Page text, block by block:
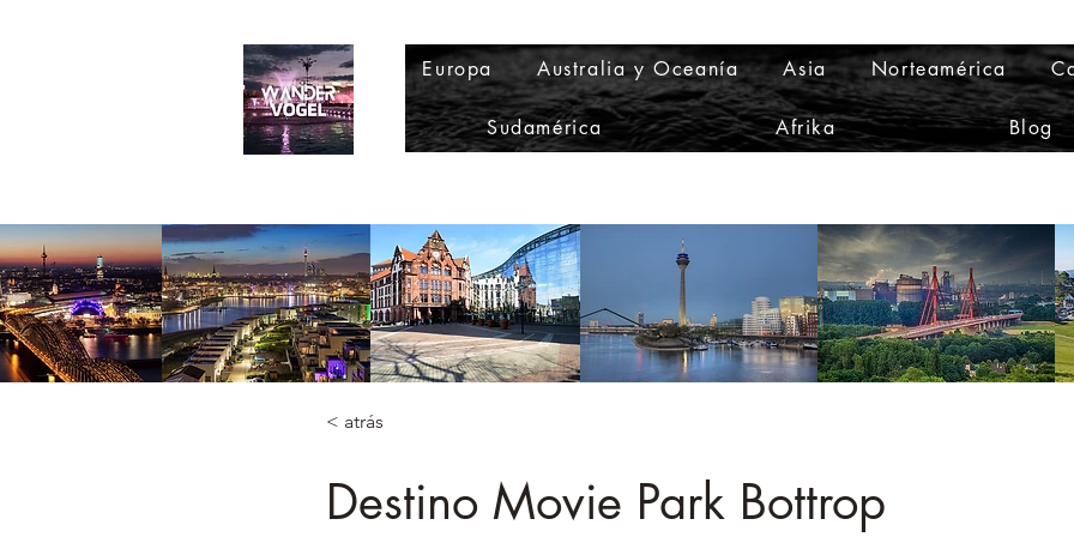
Europa Australia y Oceanía Asia Norteamérica
Sudamérica Afrika Blog
< atrás
Destino Movie Park Bottrop